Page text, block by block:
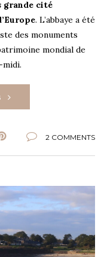
grande cité
. L’abbaye a été
des monuments
mondial de
midi.
2 COMMENTS